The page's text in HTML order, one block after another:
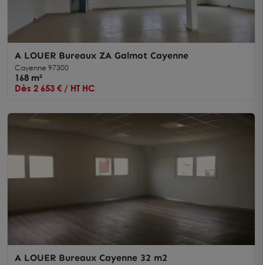
A LOUER Bureaux ZA Galmot Cayenne
Cayenne 97300
168 m²
Dès 2 653 € / HT HC
A LOUER Bureaux Cayenne 32 m2